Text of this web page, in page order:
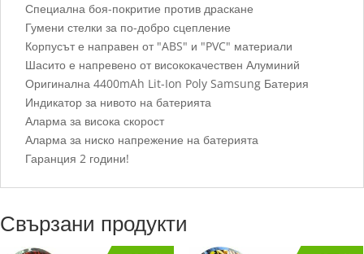
Специална боя-покритие против драскане
Гумени стелки за по-добро сцепление
Корпусът е направен от "ABS" и "PVC" материали
Шасито е напревено от висококачествен Алуминий
Оригинална 4400mAh Lit-Ion Poly Samsung Батерия
Индикатор за нивото на батерията
Аларма за висока скорост
Аларма за ниско напрежение на батерията
Гаранция 2 години!
Свързани продукти